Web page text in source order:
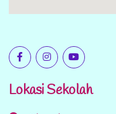
Lokasi Sekolah